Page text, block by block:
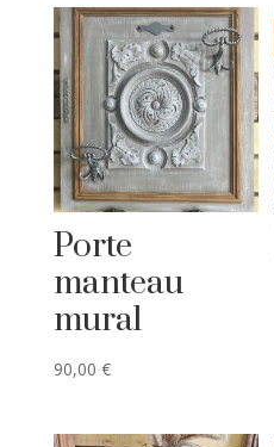
Porte
manteau
mural
90,00 €